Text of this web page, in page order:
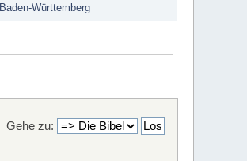
Baden-Württemberg
Gehe zu: